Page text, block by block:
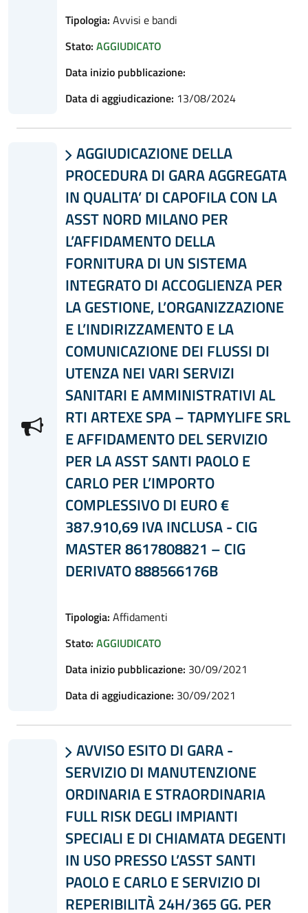
Tipologia: Avvisi e bandi
Stato: AGGIUDICATO
Data inizio pubblicazione:
Data di aggiudicazione: 13/08/2024
 AGGIUDICAZIONE DELLA
PROCEDURA DI GARA AGGREGATA
IN QUALITA’ DI CAPOFILA CON LA
ASST NORD MILANO PER
L’AFFIDAMENTO DELLA
FORNITURA DI UN SISTEMA
INTEGRATO DI ACCOGLIENZA PER
LA GESTIONE, L’ORGANIZZAZIONE
E L’INDIRIZZAMENTO E LA
COMUNICAZIONE DEI FLUSSI DI
UTENZA NEI VARI SERVIZI
SANITARI E AMMINISTRATIVI AL
RTI ARTEXE SPA – TAPMYLIFE SRL
E AFFIDAMENTO DEL SERVIZIO
PER LA ASST SANTI PAOLO E
CARLO PER L’IMPORTO
COMPLESSIVO DI EURO €
387.910,69 IVA INCLUSA - CIG
MASTER 8617808821 – CIG
DERIVATO 888566176B
Tipologia: Affidamenti
Stato: AGGIUDICATO
Data inizio pubblicazione: 30/09/2021
Data di aggiudicazione: 30/09/2021
 AVVISO ESITO DI GARA -
SERVIZIO DI MANUTENZIONE
ORDINARIA E STRAORDINARIA
FULL RISK DEGLI IMPIANTI
SPECIALI E DI CHIAMATA DEGENTI
IN USO PRESSO L’ASST SANTI
PAOLO E CARLO E SERVIZIO DI
REPERIBILITÀ 24H/365 GG. PER